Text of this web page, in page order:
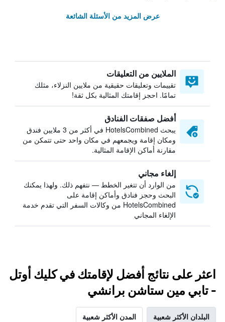
عرض المزيد من الأسئلة الشائعة
الملايين من التعليقات
تقييمات وتعليقات حقيقية من ملايين النزلاء، مثلك
تمامًا. احجز إقامتك المثالية بكل ثقة!
أفضل صفقات الفنادق
يبحث HotelsCombined في أكثر من 3 ملايين فندق
ومكان إقامة ويجمعهم في مكان واحد حتى تتمكن من
مقارنة أماكن الإقامة المثالية.
إلغاء مجاني
من الوارد أن تتغير الخطط — نتفهم ذلك. ولهذا يمكنك
البحث وحجز فنادق وأماكن إقامة على
HotelsCombined من وكالات السفر التي تقدم خدمة
الإلغاء المجاني
اعثر على نتائج أفضل لإقامتك في كليك أوتل
- تابي مين ستاشن برانشي
البلدان الأكثر شعبية المدن الأكثر شعبية